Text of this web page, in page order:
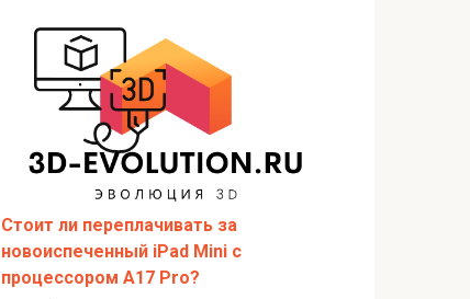
Стоит ли переплачивать за
новоиспеченный iPad Mini с
процессором A17 Pro?